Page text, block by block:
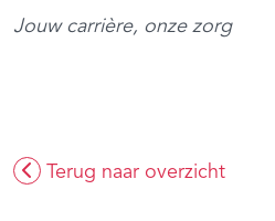
Jouw carrière, onze zorg
Terug naar overzicht